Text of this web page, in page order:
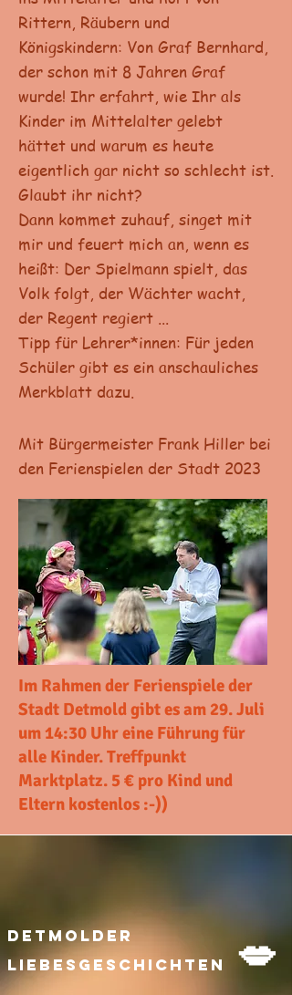
Rittern, Räubern und
Königskindern: Von Graf Bernhard,
der schon mit 8 Jahren Graf
wurde! Ihr erfahrt, wie Ihr als
Kinder im Mittelalter gelebt
hättet und warum es heute
eigentlich gar nicht so schlecht ist.
Glaubt ihr nicht?
Dann kommet zuhauf, singet mit
mir und feuert mich an, wenn es
heißt: Der Spielmann spielt, das
Volk folgt, der Wächter wacht,
der Regent regiert ...
Tipp für Lehrer*innen: Für jeden
Schüler gibt es ein anschauliches
Merkblatt dazu.
Mit Bürgermeister Frank Hiller bei
den Ferienspielen der Stadt 2023
Im Rahmen der Ferienspiele der
Stadt Detmold gibt es am 29. Juli
um 14:30 Uhr eine Führung für
alle Kinder. Treffpunkt
Marktplatz. 5 € pro Kind und
Eltern kostenlos :-))
Detmolder
Liebesgeschichten
💋